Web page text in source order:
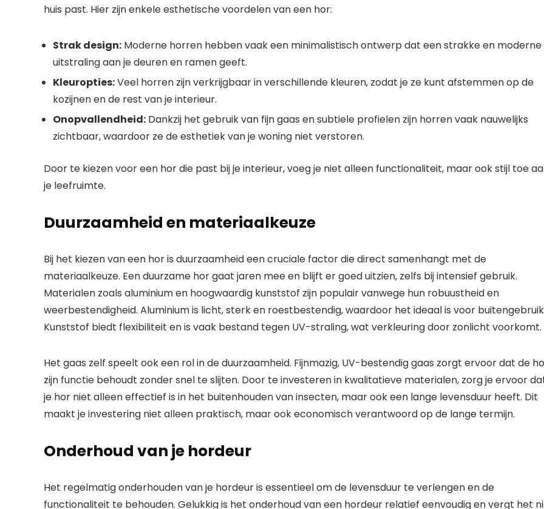
huis past. Hier zijn enkele esthetische voordelen van een hor:
Strak design: Moderne horren hebben vaak een minimalistisch ontwerp dat een strakke en moderne
uitstraling aan je deuren en ramen geeft.
Kleuropties:Veel horren zijn verkrijgbaar in verschillende kleuren, zodat je ze kunt afstemmen op de
kozijnen en de rest van je interieur.
Onopvallendheid: Dankzij het gebruik van fijn gaas en subtiele profielen zijn horren vaak nauwelijks
zichtbaar, waardoor ze de esthetiek van je woning niet verstoren.
Door te kiezen voor een hor die past bij je interieur, voeg je niet alleen functionaliteit, maar ook stijl toe
je leefruimte.
Duurzaamheid en materiaalkeuze
Bij het kiezen van een hor is duurzaamheid een cruciale factor die direct samenhangt met de
materiaalkeuze. Een duurzame hor gaat jaren mee en blijft er goed uitzien, zelfs bij intensief gebruik.
Materialen zoals aluminium en hoogwaardig kunststof zijn populair vanwege hun robuustheid en
weerbestendigheid. Aluminium is licht, sterk en roestbestendig, waardoor het ideaal is voor
Kunststof biedt flexibiliteit en is vaak bestand tegen UV-straling, wat verkleuring door zonlicht voorkomt.
Het gaas zelf speelt ook een rol in de duurzaamheid. Fijnmazig, UV-bestendig gaas zorgt ervoor dat de
zijn functie behoudt zonder snel te slijten. Door te investeren in kwalitatieve materialen, zorg je ervoor
je hor niet alleen effectief is in het buitenhouden van insecten, maar ook een lange levensduur heeft. Dit
maakt je investering niet alleen praktisch, maar ook economisch verantwoord op de lange termijn.
Onderhoud van je hordeur
Het regelmatig onderhouden van je hordeur is essentieel om de levensduur te verlengen en de
functionaliteit te behouden. Gelukkig is het onderhoud van een hordeur relatief eenvoudig en vergt het